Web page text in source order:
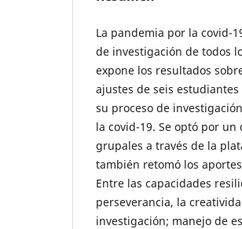
La pandemia por la covid-
de investigación de todos
expone los resultados
ajustes de seis
su proceso de
la covid-19. Se optó por
grupales a través de la
también retomó los
Entre las capacidades
perseverancia, la
investigación; manejo de